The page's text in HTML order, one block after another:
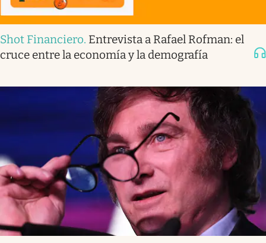
Shot Financiero. Entrevista a Rafael Rofman: el
cruce entre la economía y la demografía